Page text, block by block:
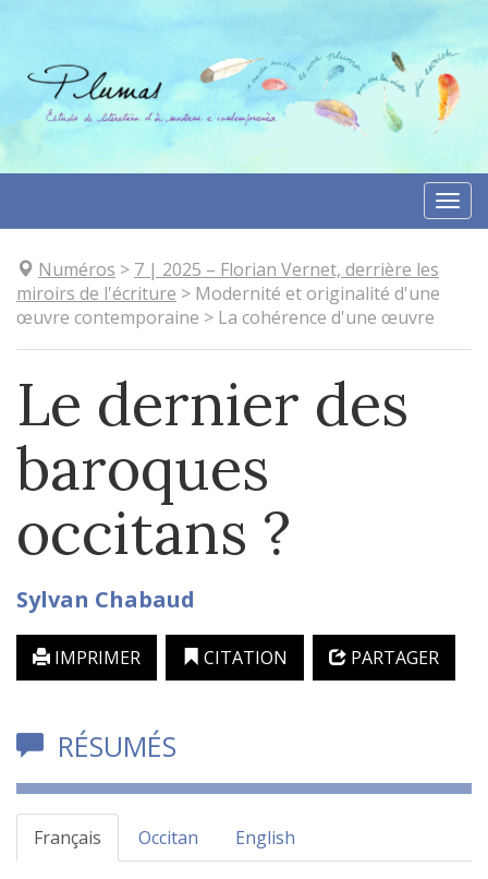
contenu
Numéros > 7 | 2025 – Florian Vernet, derrière les
miroirs de l'écriture > Modernité et originalité d'une
œuvre contemporaine > La cohérence d'une œuvre
Le dernier des
baroques
occitans ?
Sylvan Chabaud
IMPRIMER CITATION PARTAGER
RÉSUMÉS
Français Occitan English